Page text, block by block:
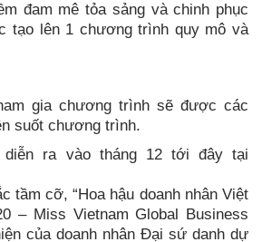
đam mê tỏa sảng và chinh phục
tạo lên 1 chương trình quy mô và
gia chương trình sẽ được các
suốt chương trình.
ra vào tháng 12 tới đây tại
tầm cỡ, “Hoa hậu doanh nhân Việt
– Miss Vietnam Global Business
của doanh nhân Đại sứ danh dự